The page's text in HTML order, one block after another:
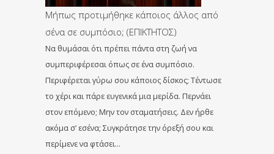
Μήπως προτιμήθηκε κάποιος άλλος από
σένα σε συμπόσιο; (ΕΠΙΚΤΗΤΟΣ)
Να θυμάσαι ότι πρέπει πάντα στη ζωή να
συμπεριφέρεσαι όπως σε ένα συμπόσιο.
Περιφέρεται γύρω σου κάποιος δίσκος; Τέντωσε
το χέρι και πάρε ευγενικά μια μερίδα. Περνάει
στον επόμενο; Μην τον σταματήσεις. Δεν ήρθε
ακόμα σ’ εσένα; Συγκράτησε την όρεξή σου και
περίμενε να φτάσει…